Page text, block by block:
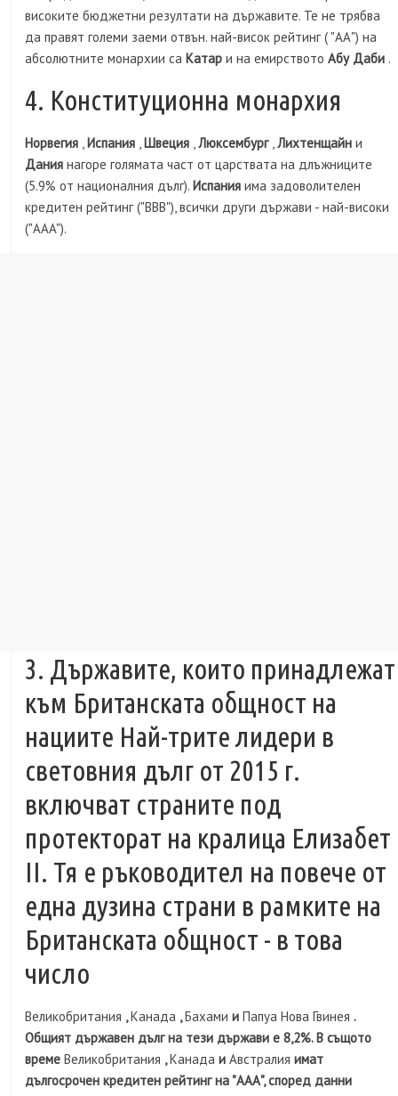
високите бюджетни резултати на държавите. Те не трябва
да правят големи заеми отвън. най-висок рейтинг ( "АА") на
абсолютните монархии са Катари на емирствотоАбу Даби .
4. Конституционна монархия
Норвегия , Испания , Швеция ,Люксембург ,Лихтенщайни
Даниянагоре голямата част от царствата на длъжниците
(5.9% от националния дълг). Испанияима задоволителен
кредитен рейтинг ("BBB"), всички други държави - най-високи
("AAA").
3. Държавите, които принадлежат
към Британската общност на
нациите Най-трите лидери в
световния дълг от 2015 г.
включват страните под
протекторат на кралица Елизабет
II. Тя е ръководител на повече от
една дузина страни в рамките на
Британската общност - в това
число
Великобритания ,Канада ,БахамииПапуа Нова Гвинея.
Общият държавен дълг на тези държави е 8,2%. В същото
времеВеликобритания ,КанадаиАвстралияимат
дългосрочен кредитен рейтинг на "ААА", според данни